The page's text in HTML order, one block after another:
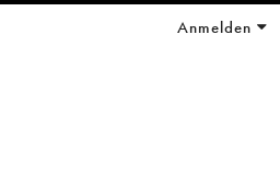
Anmelden